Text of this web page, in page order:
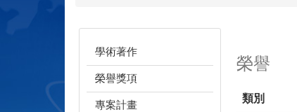
學術著作
榮譽獎項
專案計畫
榮譽
類別